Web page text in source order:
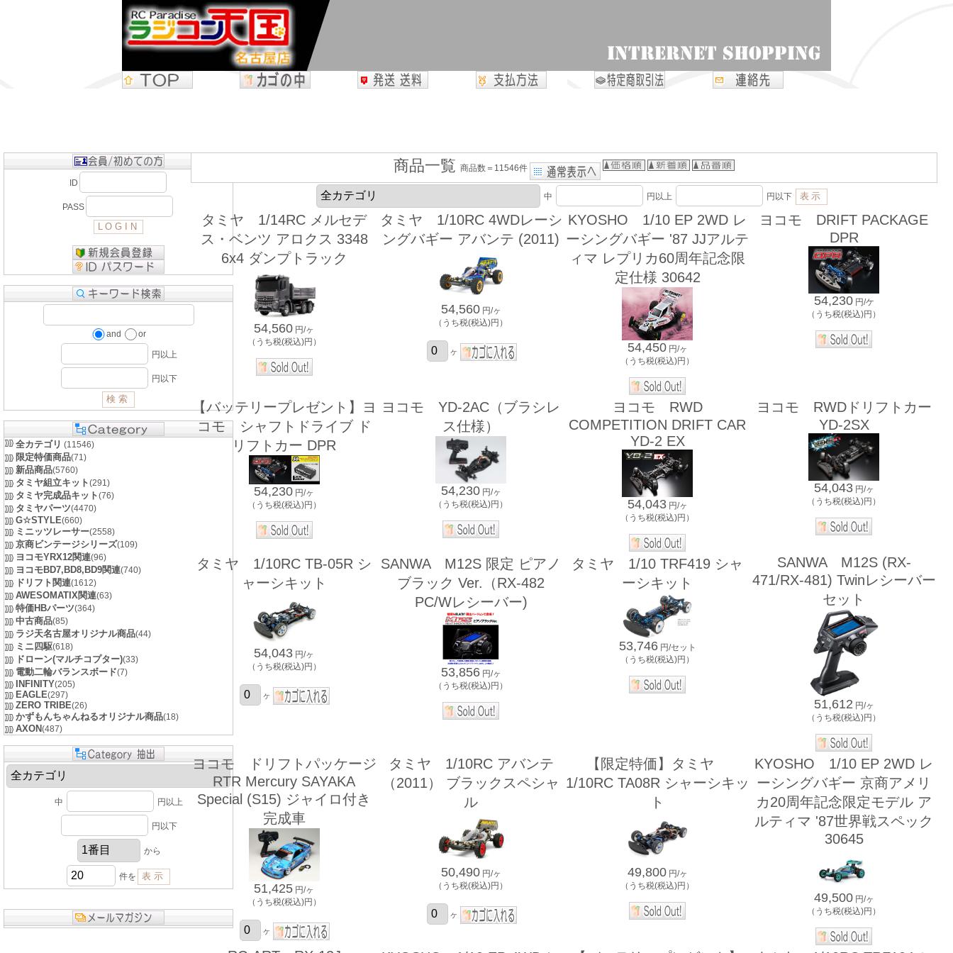
ID
PASS
and or
円以上
円以下
全カテゴリ (11546)
限定特価商品(71)
新品商品(5760)
タミヤ組立キット(291)
タミヤ完成品キット(76)
タミヤパーツ(4470)
G☆STYLE(660)
ミニッツレーサー(2558)
京商ビンテージシリーズ(109)
ヨコモYRX12関連(96)
ヨコモBD7,BD8,BD9関連(740)
ドリフト関連(1612)
AWESOMATIX関連(63)
特価HBパーツ(364)
中古商品(85)
ラジ天名古屋オリジナル商品(44)
ミニ四駆(618)
ドローン(マルチコプター)(33)
電動二輪バランスボード(7)
INFINITY(205)
EAGLE(297)
ZERO TRIBE(26)
かずもんちゃんねるオリジナル商品(18)
AXON(487)
中 円以上
円以下
から
件を
商品一覧 商品数＝11546件
中 円以上 円以下
タミヤ 1/14RC メルセデ
ス・ベンツ アロクス 3348
6x4 ダンプトラック
54,560 円/ヶ
（うち税(税込)円）
タミヤ 1/10RC 4WDレーシ
ングバギー アバンテ (2011)
54,560 円/ヶ
（うち税(税込)円）
ヶ
KYOSHO 1/10 EP 2WD レ
ーシングバギー '87 JJアルテ
ィマ レプリカ60周年記念限
定仕様 30642
54,450 円/ヶ
（うち税(税込)円）
ヨコモ DRIFT PACKAGE
DPR
54,230 円/ケ
（うち税(税込)円）
【バッテリープレゼント】ヨ
コモ シャフトドライブ ド
リフトカー DPR
54,230 円/ヶ
（うち税(税込)円）
ヨコモ YD-2AC（ブラシレ
ス仕様）
54,230 円/ヶ
（うち税(税込)円）
ヨコモ RWD
COMPETITION DRIFT CAR
YD-2 EX
54,043 円/ヶ
（うち税(税込)円）
ヨコモ RWDドリフトカー
YD-2SX
54,043 円/ヶ
（うち税(税込)円）
タミヤ 1/10RC TB-05R シ
ャーシキット
54,043 円/ヶ
（うち税(税込)円）
ヶ
SANWA M12S 限定 ピアノ
ブラック Ver.（RX-482
PC/Wレシーバー)
53,856 円/ヶ
（うち税(税込)円）
タミヤ 1/10 TRF419 シャ
ーシキット
53,746 円/セット
（うち税(税込)円）
SANWA M12S (RX-
471/RX-481) Twinレシーバー
セット
51,612 円/ヶ
（うち税(税込)円）
ヨコモ ドリフトパッケージ
RTR Mercury SAYAKA
Special (S15) ジャイロ付き
完成車
51,425 円/ヶ
（うち税(税込)円）
ヶ
タミヤ 1/10RC アバンテ
（2011） ブラックスペシャ
ル
50,490 円/ヶ
（うち税(税込)円）
ヶ
【限定特価】タミヤ
1/10RC TA08R シャーシキッ
ト
49,800 円/ヶ
（うち税(税込)円）
KYOSHO 1/10 EP 2WD レ
ーシングバギー 京商アメリ
カ20周年記念限定モデル ア
ルティマ '87世界戦スペック
30645
49,500 円/ヶ
（うち税(税込)円）